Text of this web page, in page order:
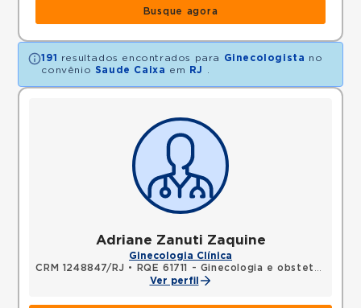
Busque agora
191 resultados encontrados para Ginecologista no
convênio Saude Caixa em RJ
Adriane Zanuti Zaquine
Ginecologia Clínica
CRM 1248847/RJ •
RQE 61711 - Ginecologia e obstetrícia
Ver perfil